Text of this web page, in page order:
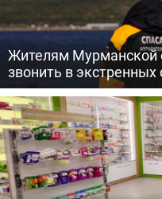
Жителям Мурманской
звонить в экстренных